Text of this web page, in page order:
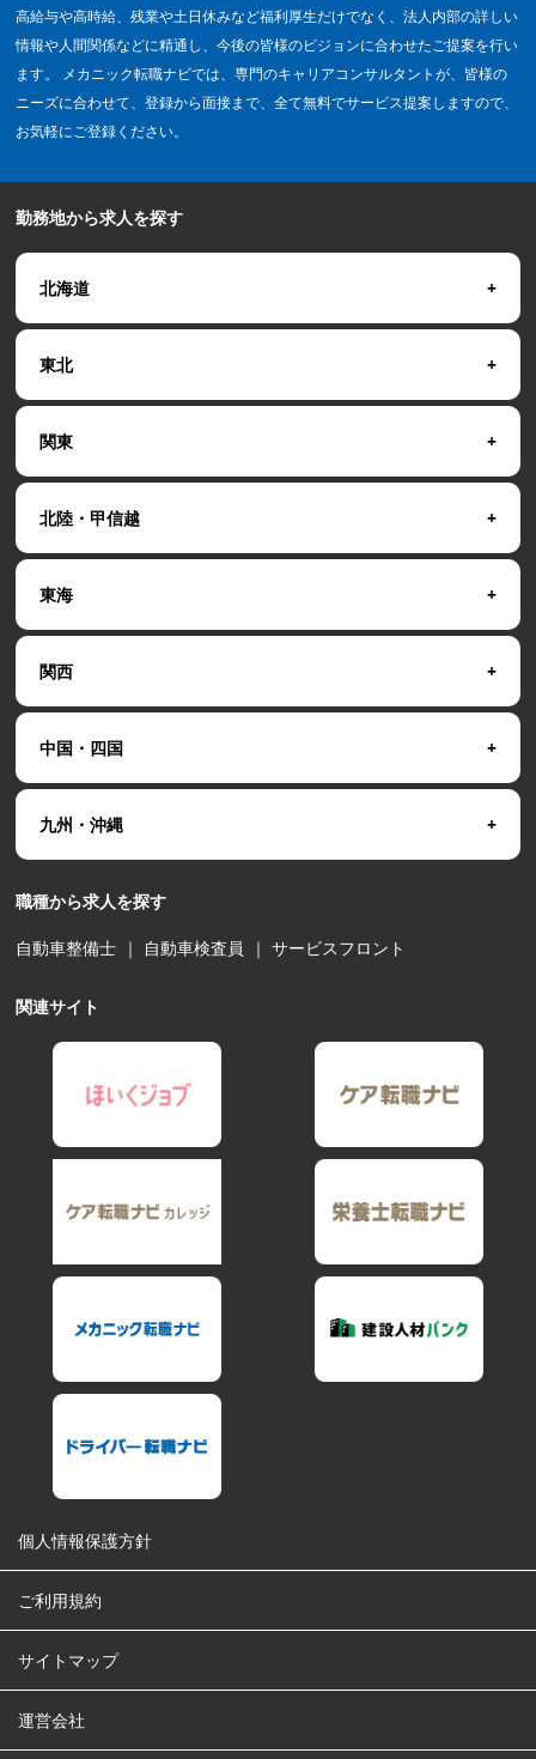
高給与や高時給、残業や土日休みなど福利厚生だけでなく、法人内部の詳しい
情報や人間関係などに精通し、今後の皆様のビジョンに合わせたご提案を行い
ます。 メカニック転職ナビでは、専門のキャリアコンサルタントが、皆様の
ニーズに合わせて、登録から面接まで、全て無料でサービス提案しますので、
お気軽にご登録ください。
勤務地から求人を探す
北海道
東北
関東
北陸・甲信越
東海
関西
中国・四国
九州・沖縄
職種から求人を探す
自動車整備士 ｜ 自動車検査員 ｜サービスフロント
関連サイト
個人情報保護方針
ご利用規約
サイトマップ
運営会社